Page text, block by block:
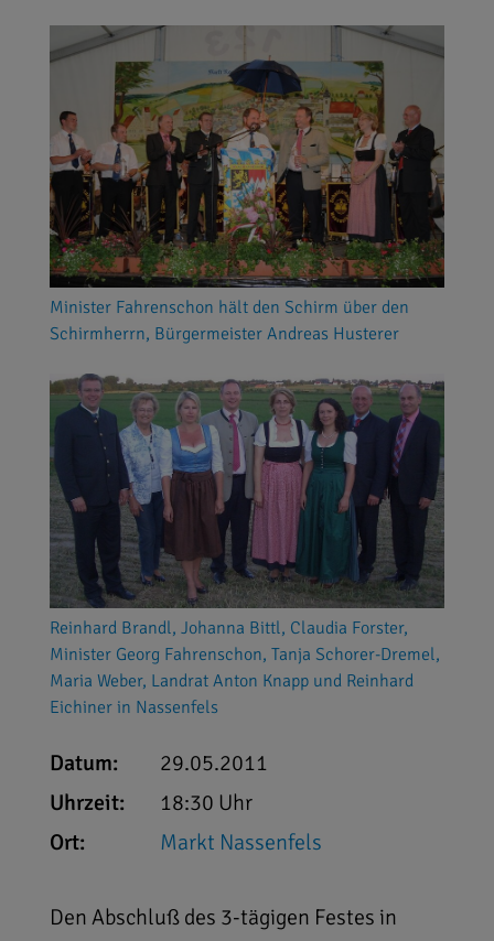
Minister Fahrenschon hält den Schirm über den
Schirmherrn, Bürgermeister Andreas Husterer
Reinhard Brandl, Johanna Bittl, Claudia Forster,
Minister Georg Fahrenschon, Tanja Schorer-Dremel,
Maria Weber, Landrat Anton Knapp und Reinhard
Eichiner in Nassenfels
Datum:
29.05.2011
Uhrzeit:
18:30 Uhr
Ort:
Markt Nassenfels
Den Abschluß des 3-tägigen Festes in